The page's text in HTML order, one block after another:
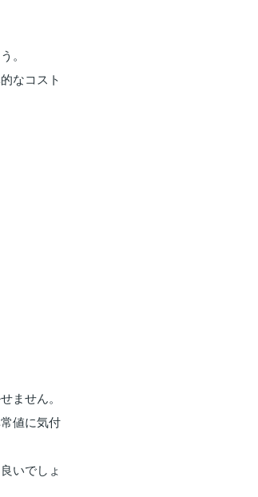
。
なコスト
ません。
値に気付
いでしょ